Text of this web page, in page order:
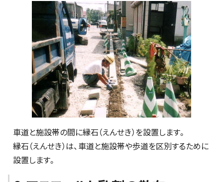
車道と施設帯の間に縁石（えんせき）を設置します。
縁石（えんせき）は、車道と施設帯や歩道を区別するために
設置します。